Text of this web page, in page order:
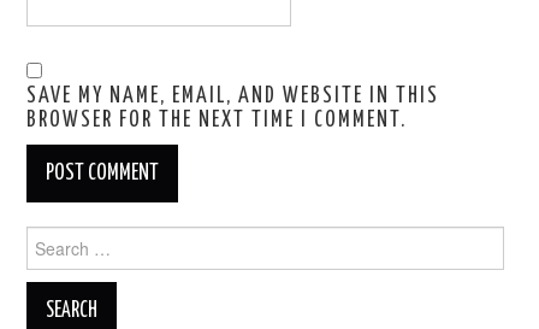
SAVE MY NAME, EMAIL, AND WEBSITE IN THIS
BROWSER FOR THE NEXT TIME I COMMENT.
Search
for: